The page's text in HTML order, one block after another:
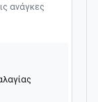
ανάγκες